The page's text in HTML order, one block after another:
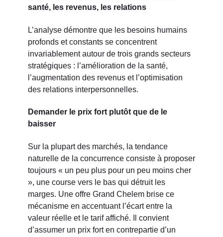
santé, les revenus, les relations
L’analyse démontre que les besoins humains
profonds et constants se concentrent
invariablement autour de trois grands secteurs
stratégiques : l’amélioration de la santé,
l’augmentation des revenus et l’optimisation
des relations interpersonnelles.
Demander le prix fort plutôt que de le
baisser
Sur la plupart des marchés, la tendance
naturelle de la concurrence consiste à proposer
toujours « un peu plus pour un peu moins cher
», une course vers le bas qui détruit les
marges. Une offre Grand Chelem brise ce
mécanisme en accentuant l’écart entre la
valeur réelle et le tarif affiché. Il convient
d’assumer un prix fort en contrepartie d’un